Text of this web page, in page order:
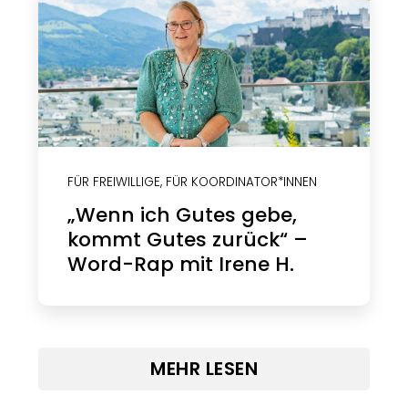
FÜR FREIWILLIGE, FÜR KOORDINATOR*INNEN
„Wenn ich Gutes gebe,
kommt Gutes zurück“ –
Word-Rap mit Irene H.
MEHR LESEN